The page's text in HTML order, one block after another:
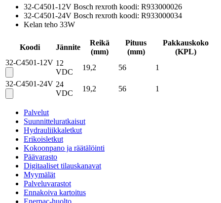
32-C4501-12V Bosch rexroth koodi: R933000026
32-C4501-24V Bosch rexroth koodi: R933000034
Kelan teho 33W
Koodi Jännite
Reikä
(mm)
Pituus
(mm)
Pakkauskoko
(KPL)
32-C4501-12V 12
VDC
19,2 56
1
32-C4501-24V 24
VDC
19,2 56 1
Palvelut
Suunnitteluratkaisut
Hydrauliikkaletkut
Erikoisletkut
Kokoonpano ja räätälöinti
Päävarasto
Digitaaliset tilauskanavat
Myymälät
Palveluvarastot
Ennakoiva kartoitus